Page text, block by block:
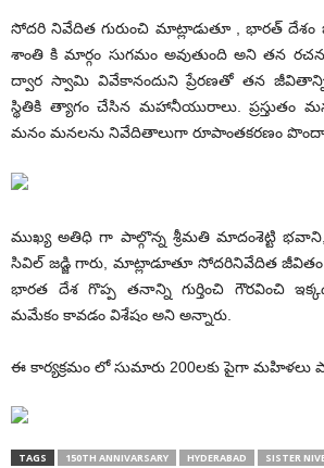
సోదరి నివేదిత గురుంచి మాట్లాడుతూ , భారత్ దేశం
శాంతి కి మార్గం సుగమం అవుతుంది అని తన
ద్వార స్వామి వివేకానందుని ప్రేరణతో తన
స్థితికి త్యాగం చేసిన మహానీయురాలు. ప్రస్తుతం
మనం మనలను నివేదితాలుగా రూపాంతకరణం
ముఖ్య అతిధి గా పాల్గొన్న శ్రీమతి మాదంశెట్టి
సివిల్ జడ్జి గారు, మాట్లాడూతూ సోదరినివేదిత జీవితం
భారత దేశ గొప్ప తనాన్ని గుర్తించి గౌరవించి
మమేకం కావడం విశేషం అని అన్నారు.
ఈ కార్యక్రమం లో సుమారు 200లకు పైగా మహిళలు
TAGS 150TH ANNIVARSARY HYDERABAD SISTER